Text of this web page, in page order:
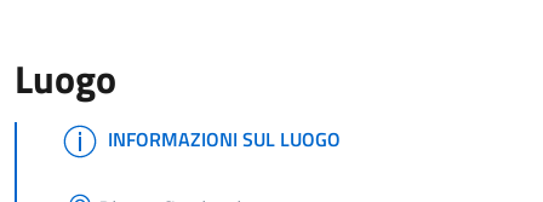
Luogo
INFORMAZIONI SUL LUOGO